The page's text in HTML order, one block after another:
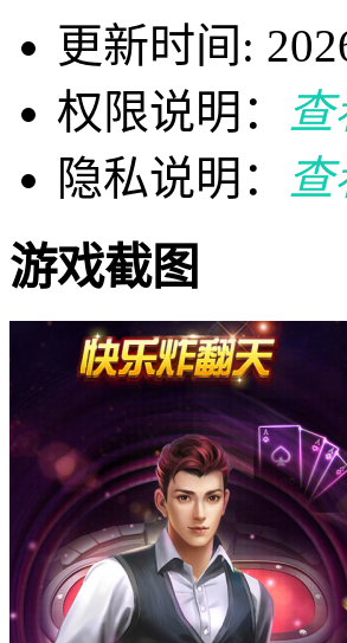
更新时间:
权限说明：
隐私说明：
游戏截图